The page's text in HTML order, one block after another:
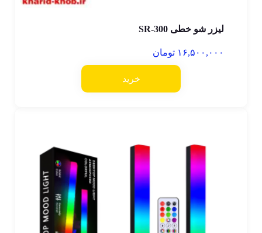
لیزر شو خطی SR-300
۱۶,۵۰۰,۰۰۰ تومان
خرید